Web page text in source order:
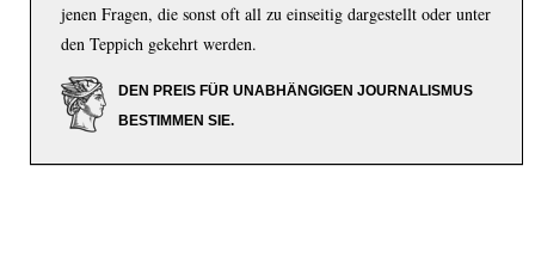
jenen Fragen, die sonst oft all zu einseitig dargestellt oder unter
den Teppich gekehrt werden.
DEN PREIS FÜR UNABHÄNGIGEN JOURNALISMUS
BESTIMMEN SIE.